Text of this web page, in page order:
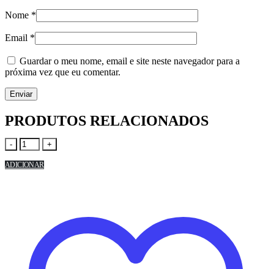
Nome *
Email *
Guardar o meu nome, email e site neste navegador para a
próxima vez que eu comentar.
PRODUTOS RELACIONADOS
- +
ADICIONAR